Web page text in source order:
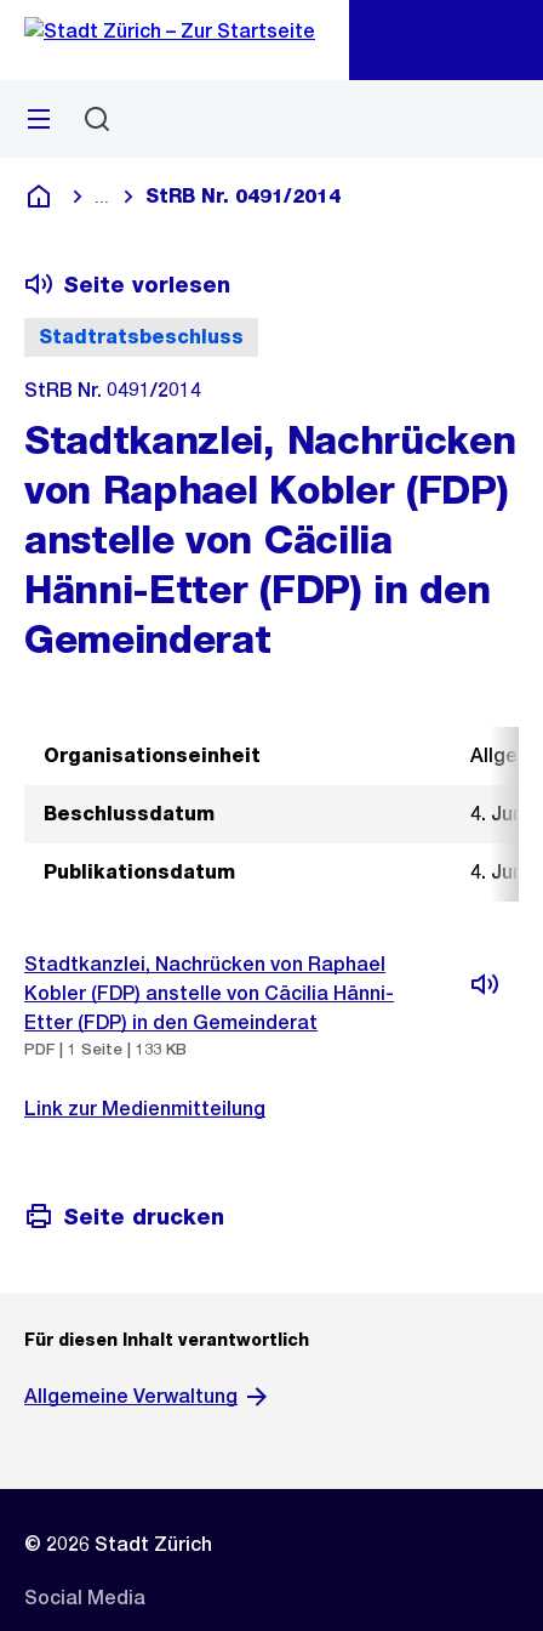
Navigation
Sprunglink
Menü
Deutsch
Blende alle Breadcrumbs ein
StRB Nr. 0491/2014
Stadtratsbeschluss
Seite vorlesen
StRB Nr. 0491/2014
Stadtkanzlei, Nachrücken
von Raphael Kobler (FDP)
anstelle von Cäcilia
Hänni-Etter (FDP) in den
Gemeinderat
Organisationseinheit
Beschlussdatum 4. Juni
Publikationsdatum 4. Juni
Stadtkanzlei, Nachrücken von Raphael
Kobler (FDP) anstelle von Cäcilia Hänni-
Etter (FDP) in den Gemeinderat
PDF | 1 Seite | 133 KB
Link zur Medienmitteilung
Seite drucken
Für diesen Inhalt verantwortlich
Allgemeine Verwaltung
© 2026 Stadt Zürich
Social Media